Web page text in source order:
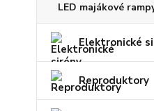
LED majákové
Elektronické
Reproduktory